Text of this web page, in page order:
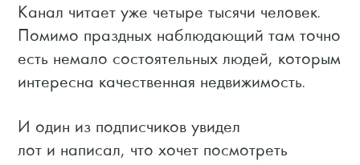
Канал читает уже четыре тысячи человек.
Помимо праздных наблюдающий там точно
есть немало состоятельных людей, которым
интересна качественная недвижимость.
И один из подписчиков увидел
лот и написал, что хочет посмотреть